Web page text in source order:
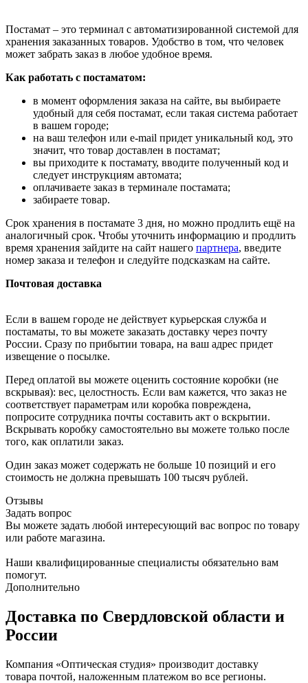
Постамат – это терминал с автоматизированной системой для
хранения заказанных товаров. Удобство в том, что человек
может забрать заказ в любое удобное время.
Как работать с постаматом:
в момент оформления заказа на сайте, вы выбираете
удобный для себя постамат, если такая система работает
в вашем городе;
на ваш телефон или e-mail придет уникальный код, это
значит, что товар доставлен в постамат;
вы приходите к постамату, вводите полученный код и
следует инструкциям автомата;
оплачиваете заказ в терминале постамата;
забираете товар.
Срок хранения в постамате 3 дня, но можно продлить ещё на
аналогичный срок. Чтобы уточнить информацию и продлить
время хранения зайдите на сайт нашего партнера, введите
номер заказа и телефон и следуйте подсказкам на сайте.
Почтовая доставка
Если в вашем городе не действует курьерская служба и
постаматы, то вы можете заказать доставку через почту
России. Сразу по прибытии товара, на ваш адрес придет
извещение о посылке.
Перед оплатой вы можете оценить состояние коробки (не
вскрывая): вес, целостность. Если вам кажется, что заказ не
соответствует параметрам или коробка повреждена,
попросите сотрудника почты составить акт о вскрытии.
Вскрывать коробку самостоятельно вы можете только после
того, как оплатили заказ.
Один заказ может содержать не больше 10 позиций и его
стоимость не должна превышать 100 тысяч рублей.
Отзывы
Задать вопрос
Вы можете задать любой интересующий вас вопрос по товару
или работе магазина.
Наши квалифицированные специалисты обязательно вам
помогут.
Дополнительно
Доставка по Свердловской области и
России
Компания «Оптическая студия» производит доставку
товара почтой, наложенным платежом во все регионы.